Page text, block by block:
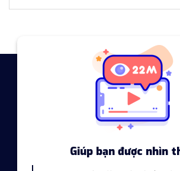
Giúp bạn được nhìn